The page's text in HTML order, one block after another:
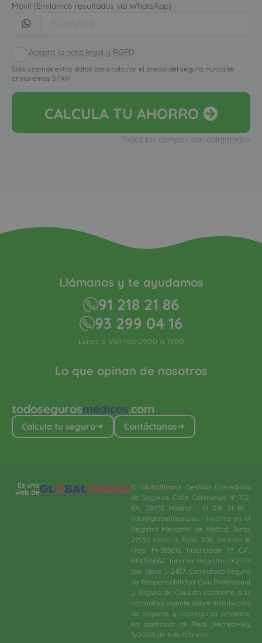
Móvil (Enviamos resultados vía WhatsApp)
Acepto la nota legal y RGPD
Solo usamos estos datos para calcular el precio del seguro, nunca te
enviaremos SPAM
CALCULA TU AHORRO
Todos los campos son obligatorios
todosegurosmédicos.com
Calcula tu seguro Contáctanos
Lo que opinan de nosotros
Llámanos y te ayudamos
91 218 21 86
93 299 04 16
Lunes a Viernes: 09:00 a 15:00
Es una
web de
© Globalfinanz Gestión Correduría
de Seguros. Calle Caleruega, nº 102,
9A, 28033 Madrid · 91 218 21 86 ·
info@globalfinanz.es · Inscrita en el
Registro Mercantil de Madrid, Tomo
21530, Libro 0, Folio 206, Sección 8,
Hoja M-383016. Inscripción 1.ª. CIF.
B84396662. Inscrita Registro DGSFP
con clave J-2437. Contratado Seguro
de Responsabilidad Civil Profesional
y Seguro de Caución conforme a la
normativa vigente sobre distribución
de seguros y reaseguros privados,
en particular al Real Decreto-ley
3/2020, de 4 de febrero.​